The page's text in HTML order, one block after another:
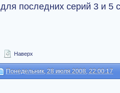
для последних серий 3 и 5
Наверх
Понедельник, 28 июля 2008, 22:00:17